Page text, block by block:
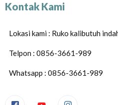
Kontak Kami
Lokasi kami : Ruko kalibutuh
Telpon : 0856-3661-989
Whatsapp : 0856-3661-989